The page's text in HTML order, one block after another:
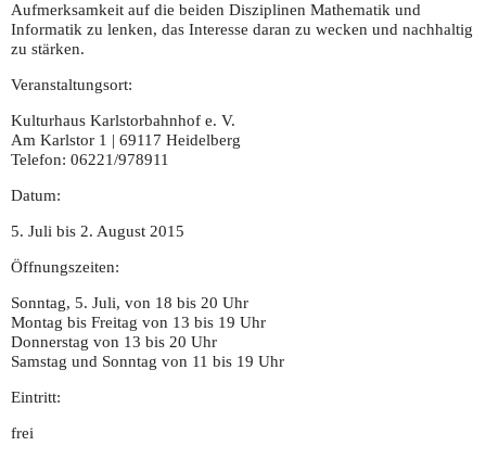
Aufmerksamkeit auf die beiden Disziplinen Mathematik und
Informatik zu lenken, das Interesse daran zu wecken und nachhaltig
zu stärken.
Veranstaltungsort:
Kulturhaus Karlstorbahnhof e. V.
Am Karlstor 1 | 69117 Heidelberg
Telefon: 06221/978911
Datum:
5. Juli bis 2. August 2015
Öffnungszeiten:
Sonntag, 5. Juli, von 18 bis 20 Uhr
Montag bis Freitag von 13 bis 19 Uhr
Donnerstag von 13 bis 20 Uhr
Samstag und Sonntag von 11 bis 19 Uhr
Eintritt:
frei